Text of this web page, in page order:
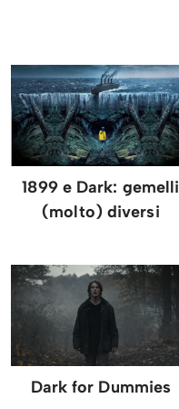
1899 e Dark: gemelli
(molto) diversi
Dark for Dummies